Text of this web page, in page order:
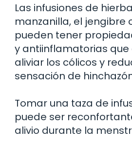
Las infusiones de
manzanilla, el jengibre
pueden tener
y antiinflamatorias que
aliviar los cólicos y
sensación de
Tomar una taza de
puede ser
alivio durante la